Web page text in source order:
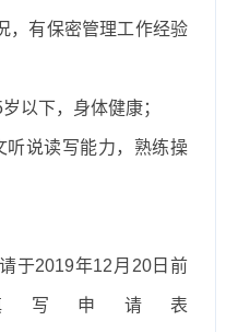
，有保密管理工作经验
岁以下，身体健康；
听说读写能力，熟练操
于2019年12 月 20日前
写申请表